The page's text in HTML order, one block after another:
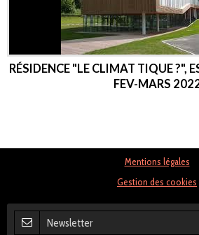
RÉSIDENCE "LE CLIMAT TIQUE ?",
FEV-MARS
Mentions légales
Gestion des cookies